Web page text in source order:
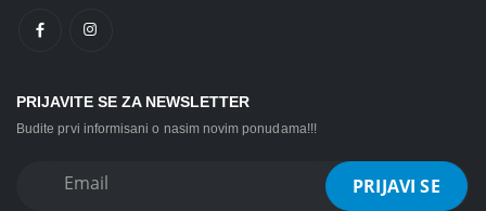
PRIJAVITE SE ZA NEWSLETTER
Budite prvi informisani o nasim novim ponudama!!!